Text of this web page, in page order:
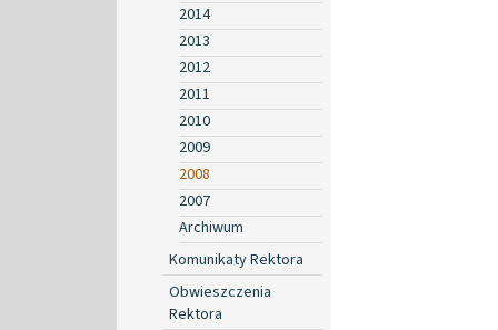
2014
2013
2012
2011
2010
2009
2008
2007
Archiwum
Komunikaty Rektora
Obwieszczenia
Rektora